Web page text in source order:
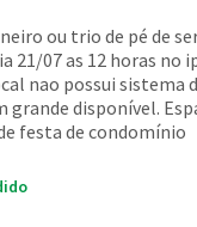
ou trio de pé de
21/07 as 12 horas no
nao possui sistema
grande disponível.
festa de condomínio